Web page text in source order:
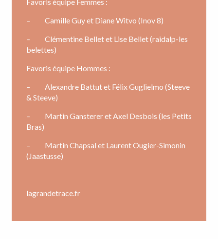
– Camille Guy et Diane Witvo (Inov 8)
– Clémentine Bellet et Lise Bellet (raidalp-les
belettes)
Favoris équipe Hommes :
– Alexandre Battut et Félix Guglielmo (Steeve
& Steeve)
– Martin Gansterer et Axel Desbois (les Petits
Bras)
– Martin Chapsal et Laurent Ougier-Simonin
(Jaastusse)
lagrandetrace.fr